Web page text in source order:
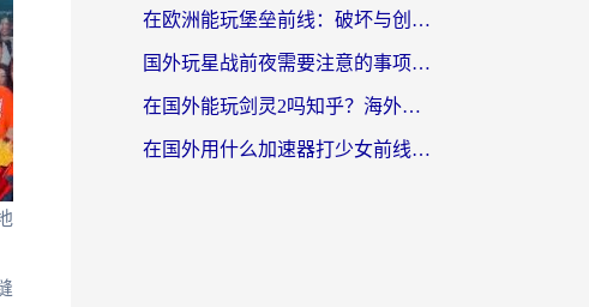
在欧洲能玩堡垒前线：破坏与创造吗？海外党国服游戏不卡顿的秘密
国外玩星战前夜需要注意的事项：一份来自老玩家的网络生存指南
在国外能玩剑灵2吗知乎？海外党亲测有效的国服游戏加速指南
在国外用什么加速器打少女前线：云图计划不卡？一个老玩家的掏心分享